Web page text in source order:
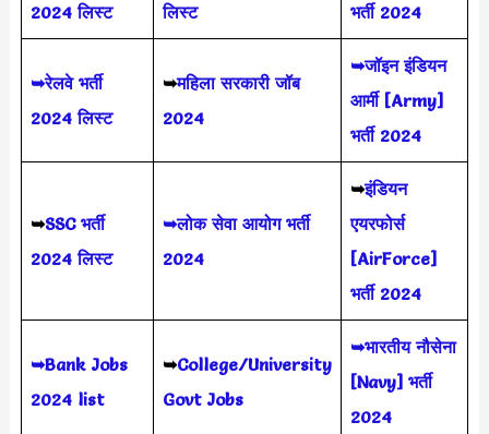
2024 लिस्ट
लिस्ट
भर्ती 2024
➥रेलवे भर्ती
2024 लिस्ट
➥महिला सरकारी जॉब
2024
➥जॉइन इंडियन
आर्मी [Army]
भर्ती 2024
➥SSC भर्ती
2024 लिस्ट
➥लोक सेवा आयोग भर्ती
2024
➥इंडियन
एयरफोर्स
[AirForce]
भर्ती 2024
➥Bank Jobs
2024 list
➥College/University
Govt Jobs
➥भारतीय नौसेना
[Navy] भर्ती
2024